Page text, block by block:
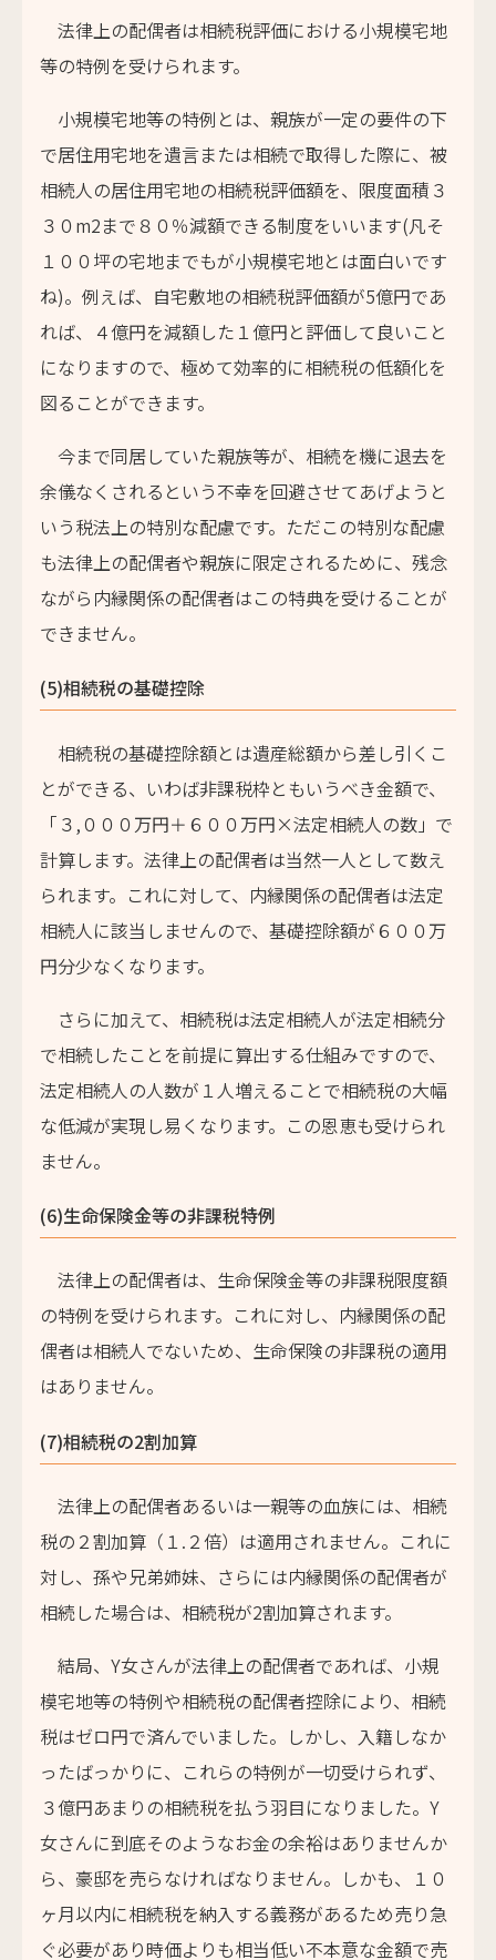
法律上の配偶者は相続税評価における小規模宅地
等の特例を受けられます。
小規模宅地等の特例とは、親族が一定の要件の下
で居住用宅地を遺言または相続で取得した際に、被
相続人の居住用宅地の相続税評価額を、限度面積３
３０m2まで８０％減額できる制度をいいます(凡そ
１００坪の宅地までもが小規模宅地とは面白いです
ね)。例えば、自宅敷地の相続税評価額が5億円であ
れば、４億円を減額した１億円と評価して良いこと
になりますので、極めて効率的に相続税の低額化を
図ることができます。
今まで同居していた親族等が、相続を機に退去を
余儀なくされるという不幸を回避させてあげようと
いう税法上の特別な配慮です。ただこの特別な配慮
も法律上の配偶者や親族に限定されるために、残念
ながら内縁関係の配偶者はこの特典を受けることが
できません。
(5)相続税の基礎控除
相続税の基礎控除額とは遺産総額から差し引くこ
とができる、いわば非課税枠ともいうべき金額で、
「３,０００万円＋６００万円×法定相続人の数」で
計算します。法律上の配偶者は当然一人として数え
られます。これに対して、内縁関係の配偶者は法定
相続人に該当しませんので、基礎控除額が６００万
円分少なくなります。
さらに加えて、相続税は法定相続人が法定相続分
で相続したことを前提に算出する仕組みですので、
法定相続人の人数が１人増えることで相続税の大幅
な低減が実現し易くなります。この恩恵も受けられ
ません。
(6)生命保険金等の非課税特例
法律上の配偶者は、生命保険金等の非課税限度額
の特例を受けられます。これに対し、内縁関係の配
偶者は相続人でないため、生命保険の非課税の適用
はありません。
(7)相続税の2割加算
法律上の配偶者あるいは一親等の血族には、相続
税の２割加算（１.２倍）は適用されません。これに
対し、孫や兄弟姉妹、さらには内縁関係の配偶者が
相続した場合は、相続税が2割加算されます。
結局、Y女さんが法律上の配偶者であれば、小規
模宅地等の特例や相続税の配偶者控除により、相続
税はゼロ円で済んでいました。しかし、入籍しなか
ったばっかりに、これらの特例が一切受けられず、
３億円あまりの相続税を払う羽目になりました。Y
女さんに到底そのようなお金の余裕はありませんか
ら、豪邸を売らなければなりません。しかも、１０
ヶ月以内に相続税を納入する義務があるため売り急
ぐ必要があり時価よりも相当低い不本意な金額で売